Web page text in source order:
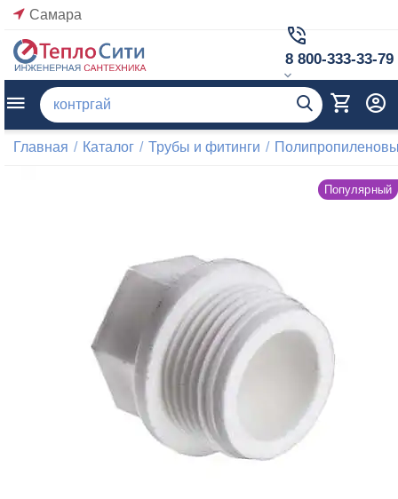
Самара
8 800-333-33-79
Главная / Каталог / Трубы и фитинги /
Популярный